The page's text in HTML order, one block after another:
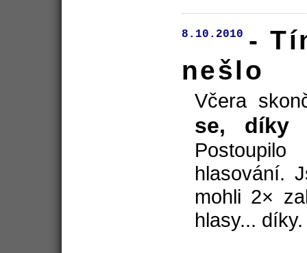
8.10.2010 -
nešlo
Včera
se, díky
hlasování.
mohli 2×
hlasy... díky.